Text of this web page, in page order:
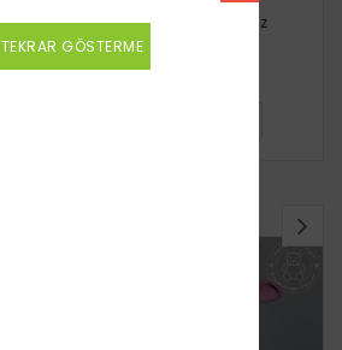
Truncu Saçlı Kız
TEKRAR GÖSTERME